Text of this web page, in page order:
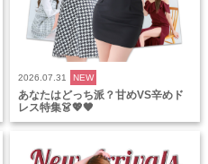
2026.07.31 NEW
あなたはどっち派？甘めVS辛めド
レス特集👗💖🖤